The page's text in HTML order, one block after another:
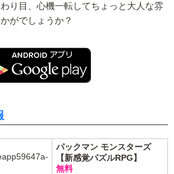
り目、心機一転してちょっと大人な雰
がでしょうか？
パックマン モンスターズ
【新感覚パズルRPG】
無料